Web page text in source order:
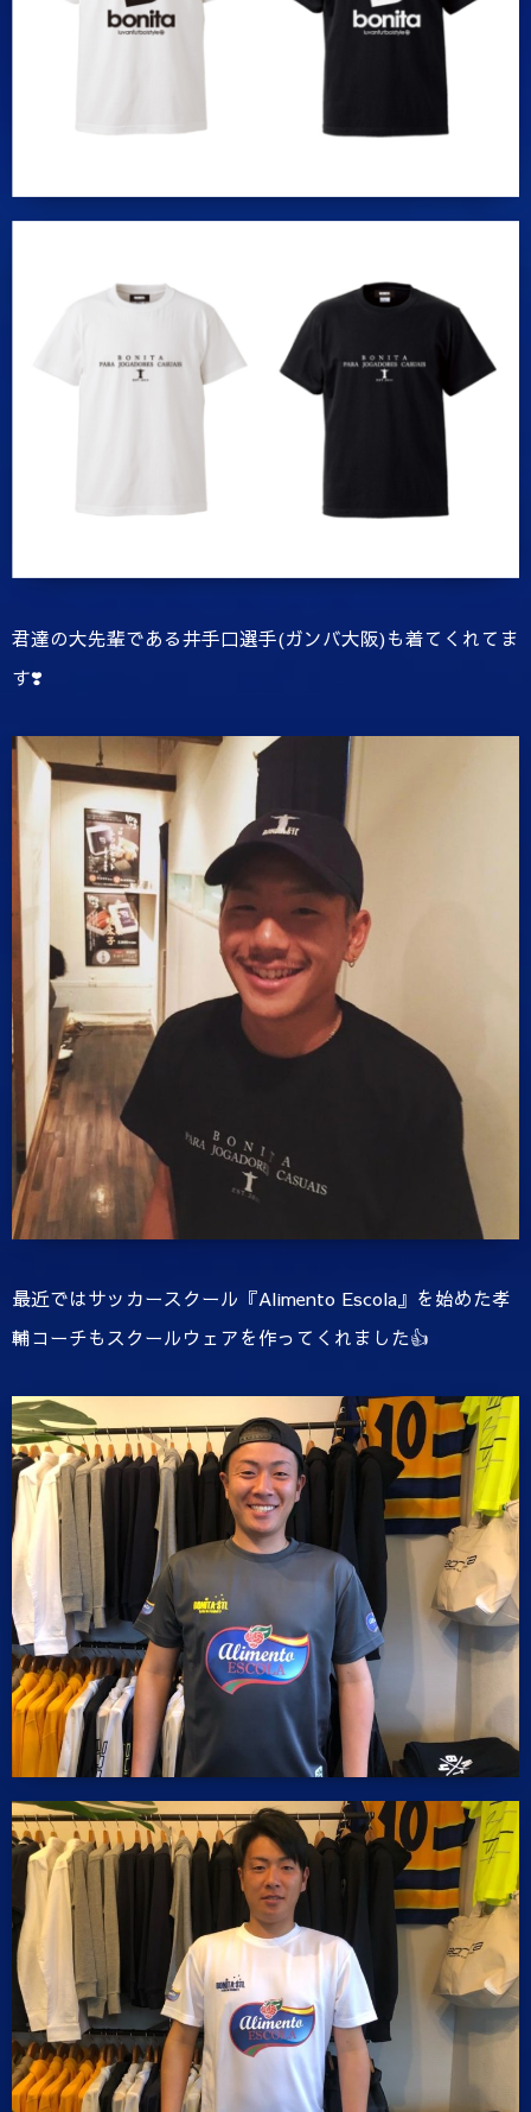
君達の大先輩である井手口選手(ガンバ大阪)も着てくれてま
す❣️
最近ではサッカースクール『Alimento Escola』を始めた孝
輔コーチもスクールウェアを作ってくれました👍